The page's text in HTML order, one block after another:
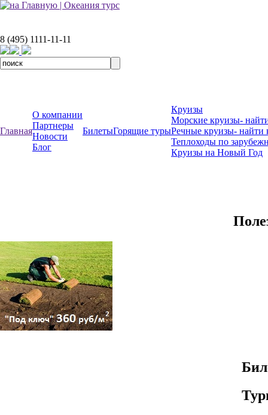
8 (495) 1111-11-11
Главная
О компании
Партнеры
Новости
Блог
БилетыГорящие туры
Круизы
Морские круизы-
Речные круизы- найти
Теплоходы по
Круизы на Новый Год